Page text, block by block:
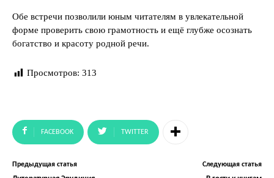
Обе встречи позволили юным читателям в увлекательной
форме проверить свою грамотность и ещё глубже осознать
богатство и красоту родной речи.
Просмотров: 313
FACEBOOK TWITTER
Предыдущая статья Следующая статья